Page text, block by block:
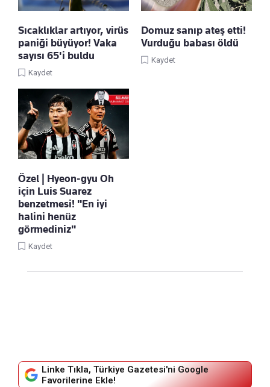
Sıcaklıklar artıyor, virüs
paniği büyüyor! Vaka
sayısı 65'i buldu
Kaydet
Domuz sanıp ateş etti!
Vurduğu babası öldü
Kaydet
Özel | Hyeon-gyu Oh
için Luis Suarez
benzetmesi! "En iyi
halini henüz
görmediniz"
Kaydet
Linke Tıkla, Türkiye Gazetesi'ni Google
Favorilerine Ekle!